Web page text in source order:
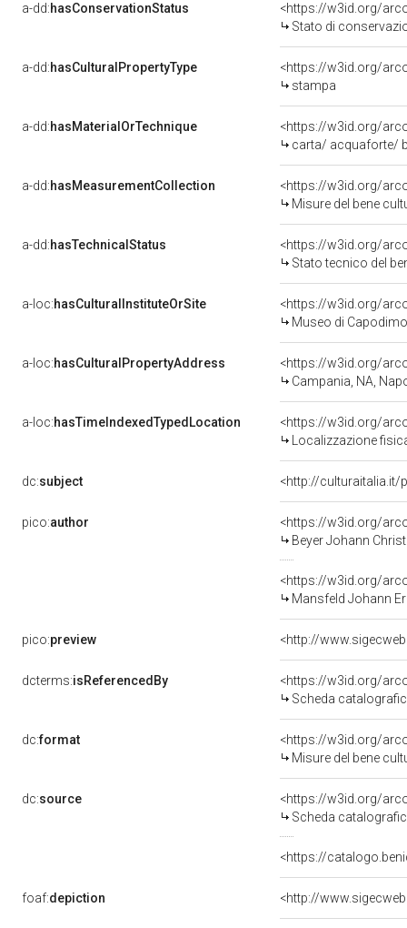
a-dd:hasConservationStatus
<https://w3id.org/
Stato di
a-dd:hasCulturalPropertyType
<https://w3id.org/
stampa
a-dd:hasMaterialOrTechnique
<https://w3id.org/
carta/ acquaforte/
a-dd:hasMeasurementCollection
<https://w3id.org/
Misure del bene
a-dd:hasTechnicalStatus
<https://w3id.org/
Stato tecnico del
a-loc:hasCulturalInstituteOrSite
<https://w3id.org/
Museo di
a-loc:hasCulturalPropertyAddress
<https://w3id.org/
Campania, NA,
a-loc:hasTimeIndexedTypedLocation
<https://w3id.org/
Localizzazione
dc:subject <http://
pico:author
<https://w3id.org/
Beyer Johann
<https://w3id.org/
Mansfeld Johann
pico:preview
dcterms:isReferencedBy
<https://w3id.org/
Scheda
dc:format
<https://w3id.org/
Misure del bene
dc:source
<https://w3id.org/
Scheda
<https://
foaf:depiction